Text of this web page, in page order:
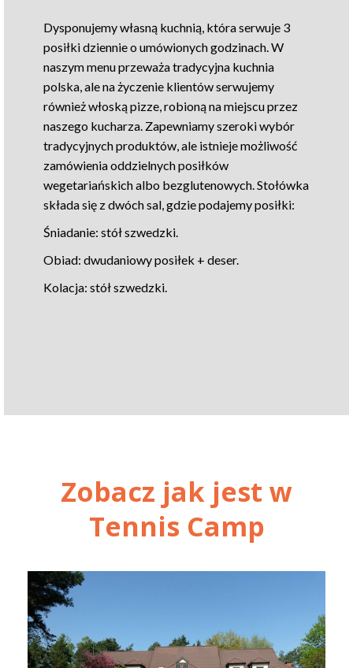
Dysponujemy własną kuchnią, która serwuje 3
posiłki dziennie o umówionych godzinach. W
naszym menu przeważa tradycyjna kuchnia
polska, ale na życzenie klientów serwujemy
również włoską pizze, robioną na miejscu przez
naszego kucharza. Zapewniamy szeroki wybór
tradycyjnych produktów, ale istnieje możliwość
zamówienia oddzielnych posiłków
wegetariańskich albo bezglutenowych. Stołówka
składa się z dwóch sal, gdzie podajemy posiłki:
Śniadanie: stół szwedzki.
Obiad: dwudaniowy posiłek + deser.
Kolacja: stół szwedzki.
Zobacz jak jest w
Tennis Camp